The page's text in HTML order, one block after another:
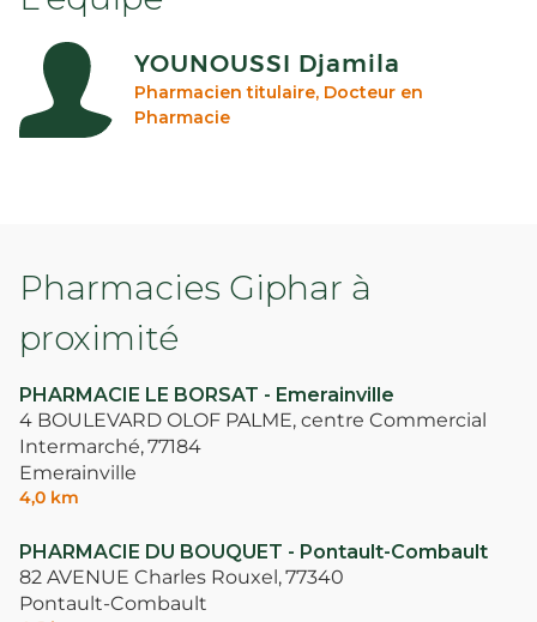
YOUNOUSSI Djamila
Pharmacien titulaire, Docteur en
Pharmacie
Pharmacies Giphar à
proximité
PHARMACIE LE BORSAT - Emerainville
4 BOULEVARD OLOF PALME, centre Commercial
Intermarché,77184
Emerainville
4,0 km
PHARMACIE DU BOUQUET - Pontault-Combault
82 AVENUE Charles Rouxel,77340
Pontault-Combault